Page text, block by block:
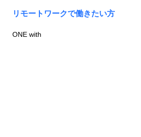
リモートワークで働きたい方
ONE with